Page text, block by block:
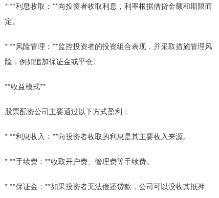
* **利息收取：**向投资者收取利息，利率根据借贷金额和期限而
定。
* **风险管理：**监控投资者的投资组合表现，并采取措施管理风
险，例如追加保证金或平仓。
**收益模式**
股票配资公司主要通过以下方式盈利：
* **利息收入：**向投资者收取的利息是其主要收入来源。
* **手续费：**收取开户费、管理费等手续费。
* **保证金：**如果投资者无法偿还贷款，公司可以没收其抵押